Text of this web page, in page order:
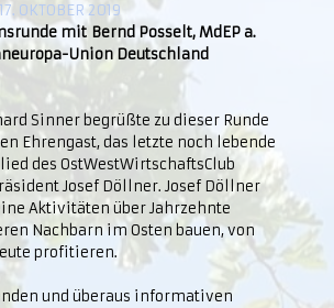
OKTOBER 2019
mit Bernd Posselt, MdEP a.
Union Deutschland
Sinner begrüßte zu dieser Runde
Ehrengast, das letzte noch lebende
des OstWestWirtschaftsClub
Josef Döllner. Josef Döllner
Aktivitäten über Jahrzehnte
Nachbarn im Osten bauen, von
profitieren.
und überaus informativen